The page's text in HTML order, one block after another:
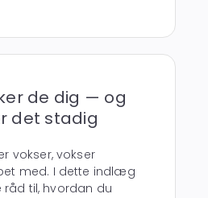
de dig — og
det stadig
vokser, vokser
med. I dette indlæg
råd til, hvordan du